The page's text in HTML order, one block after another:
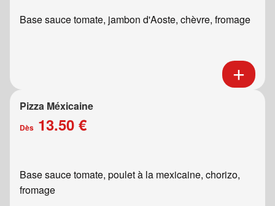
Base sauce tomate, jambon d'Aoste, chèvre, fromage
Pizza Méxicaine
Dès 13.50 €
Base sauce tomate, poulet à la mexicaine, chorizo,
fromage